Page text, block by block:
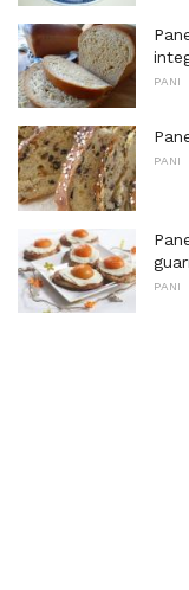
PANI
PANI
PANI